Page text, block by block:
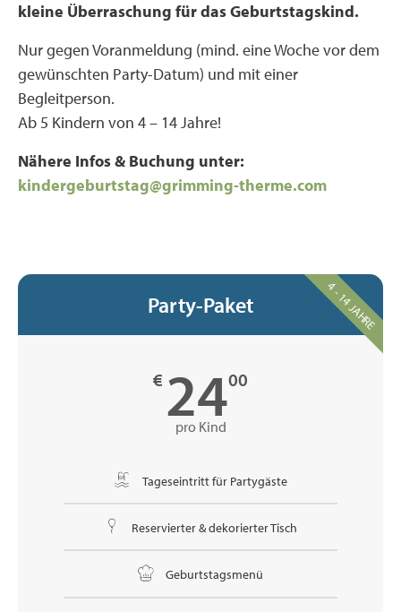
kleine Überraschung für das Geburtstagskind.
Nur gegen Voranmeldung (mind. eine Woche vor dem
gewünschten Party-Datum) und mit einer
Begleitperson.
Ab 5 Kindern von 4 – 14 Jahre!
Nähere Infos & Buchung unter:
kindergeburtstag@grimming-therme.com
Party-Paket
€ 2400
pro Kind
Tageseintritt für Partygäste
Reservierter & dekorierter Tisch
Geburtstagsmenü
4 - 14 JAHRE